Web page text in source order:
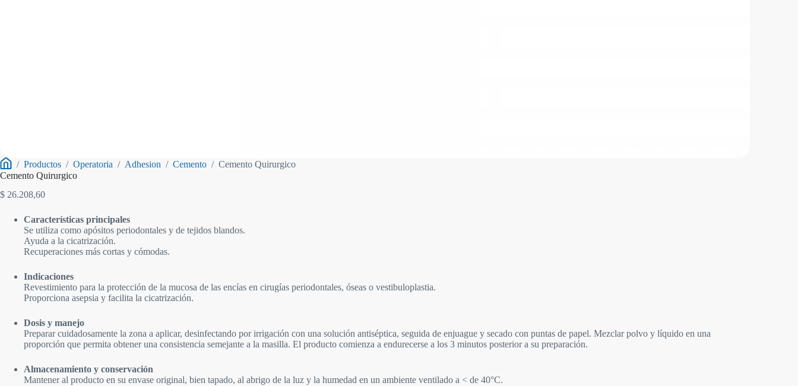
Inicio
/ Productos / Operatoria / Adhesion / Cemento / Cemento Quirurgico
Cemento Quirurgico
$ 26.208,60
Características principales
Se utiliza como apósitos periodontales y de tejidos blandos.
Ayuda a la cicatrización.
Recuperaciones más cortas y cómodas.
Indicaciones
Revestimiento para la protección de la mucosa de las encías en cirugías periodontales, óseas o vestibuloplastia.
Proporciona asepsia y facilita la cicatrización.
Dosis y manejo
Preparar cuidadosamente la zona a aplicar, desinfectando por irrigación con una solución antiséptica, seguida de enjuague y secado con puntas de papel. Mezclar polvo y líquido en una
proporción que permita obtener una consistencia semejante a la masilla. El producto comienza a endurecerse a los 3 minutos posterior a su preparación.
Almacenamiento y conservación
Mantener al producto en su envase original, bien tapado, al abrigo de la luz y la humedad en un ambiente ventilado a < de 40°C.